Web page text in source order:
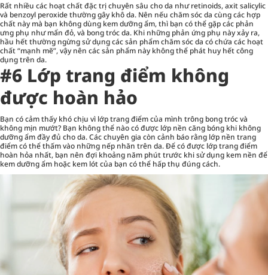
Rất nhiều các hoạt chất đặc trị chuyên sâu cho da như retinoids, axit salicylic
và benzoyl peroxide thường gây khô da. Nên nếu chăm sóc da cùng các hợp
chất này mà bạn không dùng kem dưỡng ẩm, thì bạn có thể gặp các phản
ưng phụ như mẩn đỏ, và bong tróc da. Khi những phản ứng phụ này xảy ra,
hầu hết thường ngừng sử dụng các sản phẩm chăm sóc da có chứa các hoạt
chất “mạnh mẽ”, vậy nên các sản phẩm này không thể phát huy hết công
dụng trên da.
#6 Lớp trang điểm không
được hoàn hảo
Bạn có cảm thấy khó chịu vì lớp trang điểm của mình trông bong tróc và
không mịn mướt? Bạn không thể nào có được lớp nền căng bóng khi không
dưỡng ẩm đầy đủ cho da. Các chuyên gia còn cảnh báo rằng lớp nền trang
điểm có thể thấm vào những nếp nhăn trên da. Để có được lớp trang điểm
hoàn hỏa nhất, bạn nên đợi khoảng năm phút trước khi sử dụng kem nền để
kem dưỡng ẩm hoặc kem lót của bạn có thể hấp thụ đúng cách.